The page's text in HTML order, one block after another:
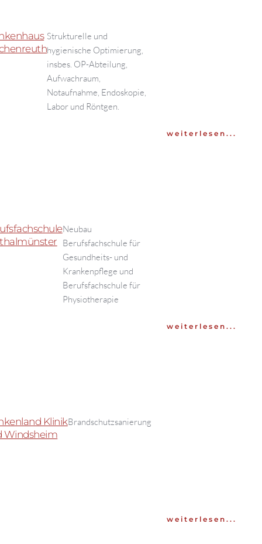
Strukturelle und
hygienische Optimierung,
insbes. OP-Abteilung,
Aufwachraum,
Notaufnahme, Endoskopie,
Labor und Röntgen.
weiterlesen...
Neubau
Berufsfachschule für
Gesundheits- und
Krankenpflege und
Berufsfachschule für
Physiotherapie
weiterlesen...
Klinik
Windsheim
Brandschutzsanierung
weiterlesen...